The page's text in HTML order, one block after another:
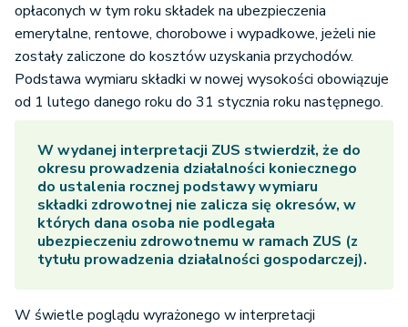
opłaconych w tym roku składek na ubezpieczenia
emerytalne, rentowe, chorobowe i wypadkowe, jeżeli nie
zostały zaliczone do kosztów uzyskania przychodów.
Podstawa wymiaru składki w nowej wysokości obowiązuje
od 1 lutego danego roku do 31 stycznia roku następnego.
W wydanej interpretacji ZUS stwierdził, że do
okresu prowadzenia działalności koniecznego
do ustalenia rocznej podstawy wymiaru
składki zdrowotnej nie zalicza się okresów, w
których dana osoba nie podlegała
ubezpieczeniu zdrowotnemu w ramach ZUS (z
tytułu prowadzenia działalności gospodarczej).
W świetle poglądu wyrażonego w interpretacji